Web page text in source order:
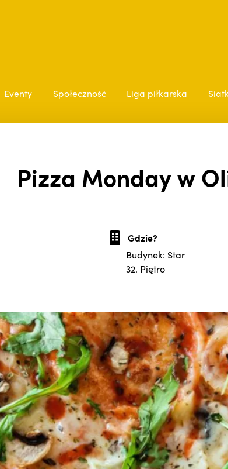
Eventy Społeczność Liga piłkarska
Pizza Monday w
Gdzie?
Budynek: Star
32. Piętro